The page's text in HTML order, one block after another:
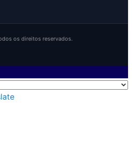
os direitos reservados.